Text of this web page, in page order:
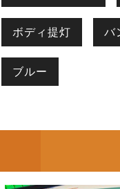
ボディ提灯 バ
ブルー